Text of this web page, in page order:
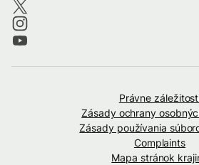
Právne
Zásady ochrany
Zásady používania
Complaints
Mapa stránok